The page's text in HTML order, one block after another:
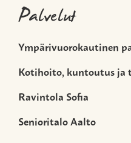
Palvelut
Ympärivuorokautinen
Kotihoito, kuntoutus ja
Ravintola Sofia
Senioritalo Aalto